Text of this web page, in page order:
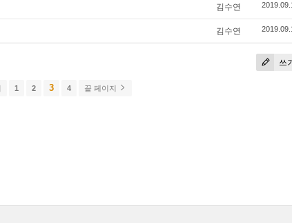
김수연
김수연
쓰
1 2 3 4 끝 페이지